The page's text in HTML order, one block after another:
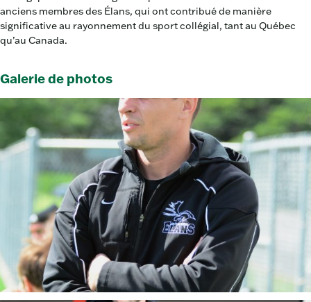
anciens membres des Élans, qui ont contribué de manière
significative au rayonnement du sport collégial, tant au Québec
qu’au Canada.
Galerie de photos